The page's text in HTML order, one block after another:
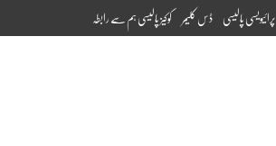
پرائیویسی پالیسی ڈس کلیمر کوکیز پالیسیہم سے رابطہ